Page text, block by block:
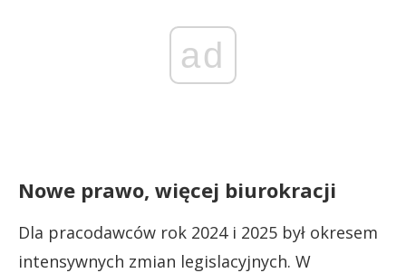
ad
Nowe prawo, więcej biurokracji
Dla pracodawców rok 2024 i 2025 był okresem
intensywnych zmian legislacyjnych. W